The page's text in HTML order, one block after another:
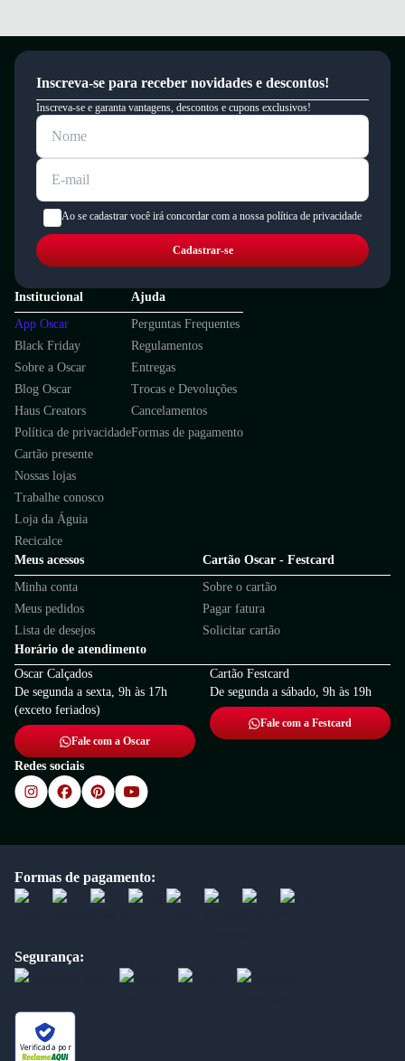
Inscreva-se para receber novidades e descontos!
Inscreva-se e garanta vantagens, descontos e cupons exclusivos!
Ao se cadastrar você irá concordar com a nossa política de privacidade
Cadastrar-se
Institucional
App Oscar
Black Friday
Sobre a Oscar
Blog Oscar
Haus Creators
Política de privacidade
Cartão presente
Nossas lojas
Trabalhe conosco
Loja da Águia
Recicalce
Ajuda
Perguntas Frequentes
Regulamentos
Entregas
Trocas e Devoluções
Cancelamentos
Formas de pagamento
Meus acessos
Minha conta
Meus pedidos
Lista de desejos
Cartão Oscar - Festcard
Sobre o cartão
Pagar fatura
Solicitar cartão
Horário de atendimento
Oscar Calçados
De segunda a sexta, 9h às 17h
(exceto feriados)
Fale com a Oscar
Cartão Festcard
De segunda a sábado, 9h às 19h
Fale com a Festcard
Redes sociais
Formas de pagamento:
Segurança:
Verificada por